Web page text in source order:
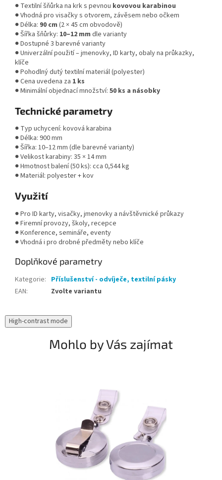
● Textilní šňůrka na krk s pevnou kovovou karabinou
● Vhodná pro visačky s otvorem, závěsem nebo očkem
● Délka: 90 cm (2 × 45 cm obvodově)
● Šířka šňůrky: 10–12 mm dle varianty
● Dostupné 3 barevné varianty
● Univerzální použití – jmenovky, ID karty, obaly na průkazky,
klíče
● Pohodlný dutý textilní materiál (polyester)
● Cena uvedena za 1 ks
● Minimální objednací množství: 50 ks a násobky
Technické parametry
● Typ uchycení: kovová karabina
● Délka: 900 mm
● Šířka: 10–12 mm (dle barevné varianty)
● Velikost karabiny: 35 × 14 mm
● Hmotnost balení (50 ks): cca 0,544 kg
● Materiál: polyester + kov
Využití
● Pro ID karty, visačky, jmenovky a návštěvnické průkazy
● Firemní provozy, školy, recepce
● Konference, semináře, eventy
● Vhodná i pro drobné předměty nebo klíče
Doplňkové parametry
Kategorie: Příslušenství - odvíječe, textilní pásky
EAN: Zvolte variantu
High-contrast mode
Mohlo by Vás zajímat